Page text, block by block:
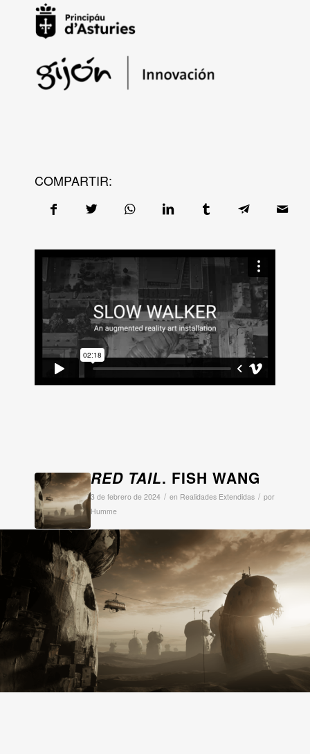
COMPARTIR:
RED TAIL. FISH WANG
3 de febrero de 2024 / en Realidades Extendidas / por
Humme